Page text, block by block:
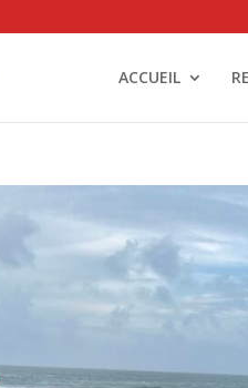
ACCUEIL